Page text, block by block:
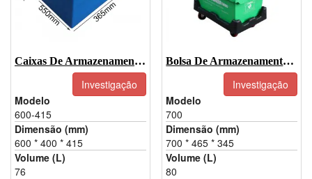
Caixas De Armazenamento De Plástico Com Tampas-600-415
Investigação
Modelo
600-415
Dimensão (mm)
600 * 400 * 415
Volume (L)
76
Bolsa De Armazenamento Com Tampa Flip-Top-700
Investigação
Modelo
700
Dimensão (mm)
700 * 465 * 345
Volume (L)
80